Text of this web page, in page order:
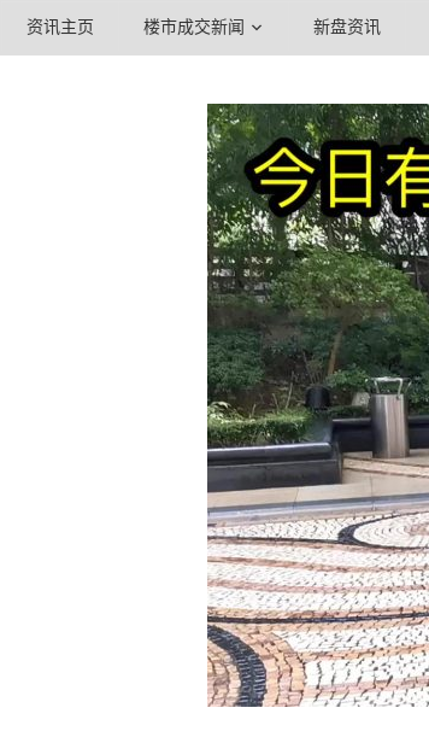
资讯主页 楼市成交新闻 新盘资讯